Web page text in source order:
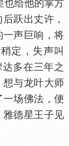
也给他的掌方
跃出丈许，
一声巨响，将
定，失声叫
多在三年之
想与龙叶大师
场佛法，便
雅德星王子见